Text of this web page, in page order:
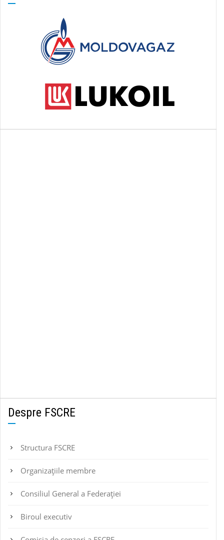
Despre FSCRE
Structura FSCRE
Organizațiile membre
Consiliul General a Federației
Biroul executiv